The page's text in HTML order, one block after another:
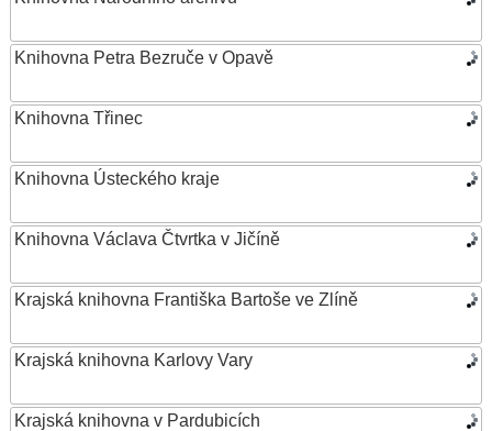
Knihovna Petra Bezruče v Opavě
Knihovna Třinec
Knihovna Ústeckého kraje
Knihovna Václava Čtvrtka v Jičíně
Krajská knihovna Františka Bartoše ve Zlíně
Krajská knihovna Karlovy Vary
Krajská knihovna v Pardubicích